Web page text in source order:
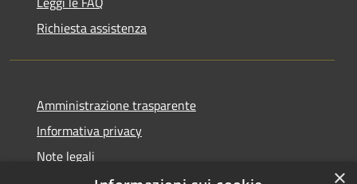
Richiesta assistenza
Amministrazione trasparente
Informativa privacy
Note legali
×